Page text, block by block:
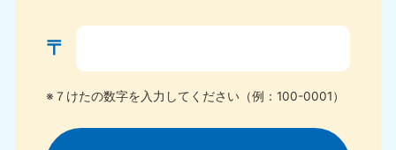
〒
※７けたの数字を入力してください（例：100-0001）